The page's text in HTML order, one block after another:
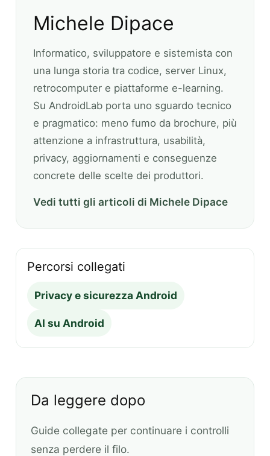
Michele Dipace
Informatico, sviluppatore e sistemista con
una lunga storia tra codice, server Linux,
retrocomputer e piattaforme e-learning.
Su AndroidLab porta uno sguardo tecnico
e pragmatico: meno fumo da brochure, più
attenzione a infrastruttura, usabilità,
privacy, aggiornamenti e conseguenze
concrete delle scelte dei produttori.
Vedi tutti gli articoli di Michele Dipace
Percorsi collegati
Privacy e sicurezza Android
AI su Android
Da leggere dopo
Guide collegate per continuare i controlli
senza perdere il filo.